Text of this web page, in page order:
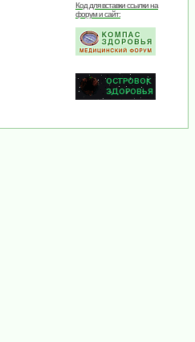
Код для вставки ссылки на
форум и сайт: